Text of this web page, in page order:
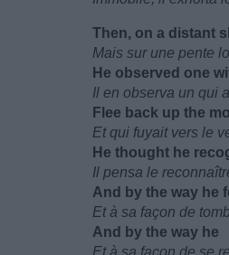
Then, on a distant
Mais sur une pente
He observed one
Il en observa un qui
Flee back up the
Et qui fuyait vers le
He thought he
Il pensa le
And by the way he
Et à sa façon de
And by the way he
Et à sa façon de se